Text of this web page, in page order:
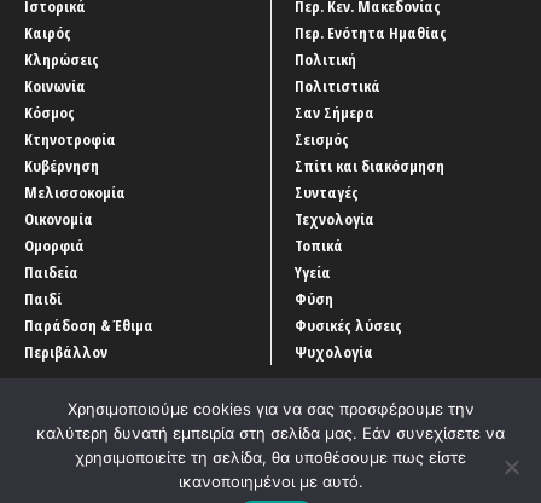
Ιστορικά
Καιρός
Κληρώσεις
Κοινωνία
Κόσμος
Κτηνοτροφία
Κυβέρνηση
Μελισσοκομία
Οικονομία
Ομορφιά
Παιδεία
Παιδί
Παράδοση & Έθιμα
Περιβάλλον
Περ. Κεν. Μακεδονίας
Περ. Ενότητα Ημαθίας
Πολιτική
Πολιτιστικά
Σαν Σήμερα
Σεισμός
Σπίτι και διακόσμηση
Συνταγές
Τεχνολογία
Τοπικά
Υγεία
Φύση
Φυσικές λύσεις
Ψυχολογία
‘Οροι χρήσης Αρχείο Άρθρων
Χρησιμοποιούμε cookies για να σας προσφέρουμε την
καλύτερη δυνατή εμπειρία στη σελίδα μας. Εάν συνεχίσετε να
χρησιμοποιείτε τη σελίδα, θα υποθέσουμε πως είστε
ικανοποιημένοι με αυτό.